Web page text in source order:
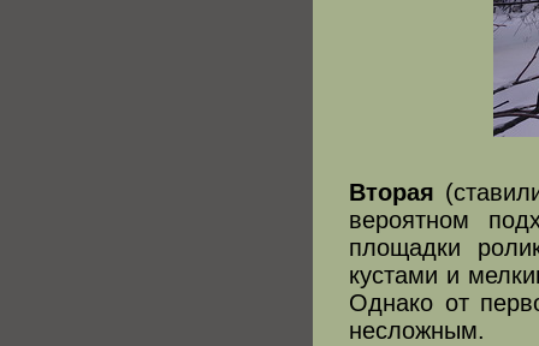
Вторая
вероятном
площадки
кустами и
Однако от
несложным.